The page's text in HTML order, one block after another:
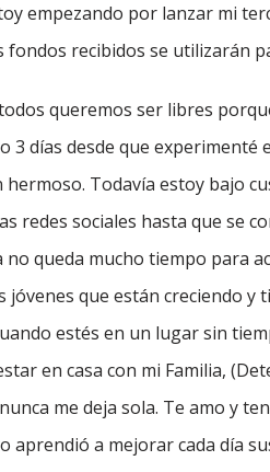
empezando por lanzar mi
fondos recibidos se utilizarán
queremos ser libres
3 días desde que
Todavía estoy bajo
redes sociales hasta que se
no queda mucho tiempo para
jóvenes que están creciendo
estés en un lugar sin
en casa con mi Familia,
me deja sola. Te amo y
aprendió a mejorar cada día